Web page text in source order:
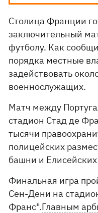
Столица Франции
заключительный
футболу. Как
порядка местные
задействовать
военнослужащих.
Матч между
стадион Стад де
тысячи
полицейских
башни и
Финальная игра
Сен-Дени на
Франс".Главным